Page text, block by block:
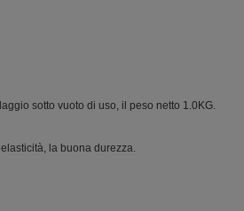
sotto vuoto di uso, il peso netto 1.0KG.
la buona durezza.